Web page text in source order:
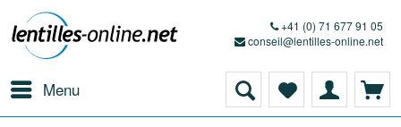
+41 (0) 71 677 91 05
conseil@lentilles-online.net
Menu